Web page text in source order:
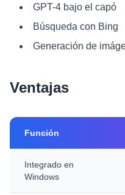
GPT-4 bajo el capó
Búsqueda con Bing
Generación de
Ventajas
Función
Integrado en
Windows